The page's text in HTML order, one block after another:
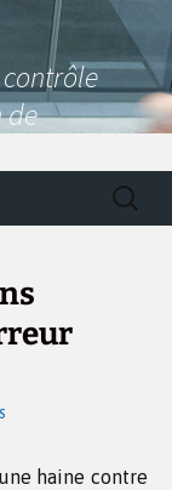
de
haine contre